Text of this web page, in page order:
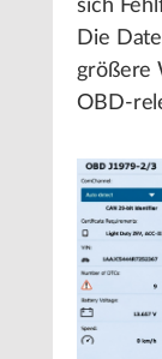
sich
Die
größere
OBD-